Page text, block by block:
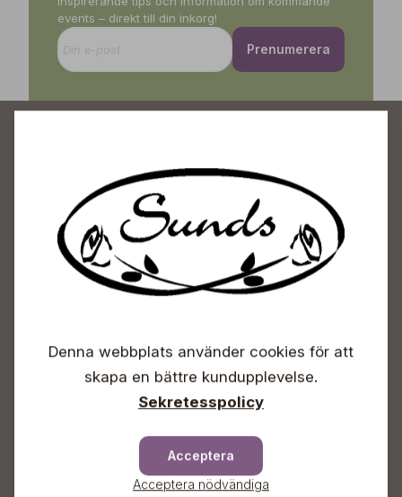
events – direkt till din inkorg!
Prenumerera
Sunds Trädgårdscenter
Öppet
Info & växel
Sunds Trädgård Ab
Denna webbplats använder cookies för att
skapa en bättre kundupplevelse.
Sekretesspolicy
Acceptera
Acceptera nödvändiga